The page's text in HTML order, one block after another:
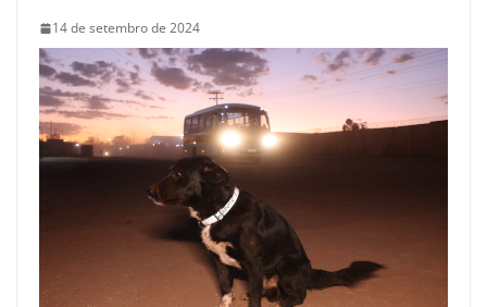
14 de setembro de 2024